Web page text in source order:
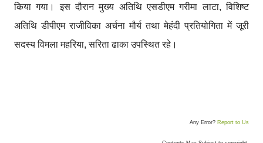
किया गया। इस दौरान मुख्य अतिथि एसडीएम गरीमा लाटा, विशिष्ट
अतिथि डीपीएम राजीविका अर्चना मौर्य तथा मेहंदी प्रतियोगिता में जूरी
सदस्य विमला महरिया, सरिता ढाका उपस्थित रहे।
Any Error? Report to Us